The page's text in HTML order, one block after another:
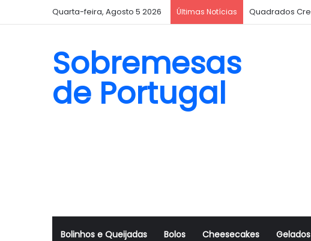
Quarta-feira, Agosto 5 2026 Últimas Notícias Quadrados
Sobremesas
de Portugal
Bolinhos e Queijadas Bolos Cheesecakes Gelados